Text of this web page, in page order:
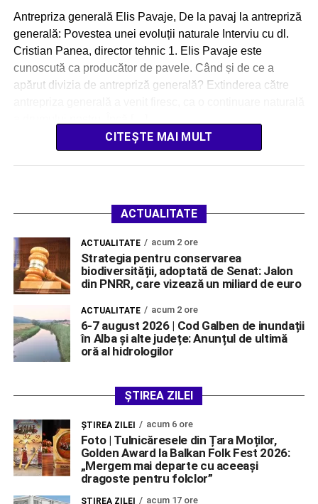
Antrepriza generală Elis Pavaje, De la pavaj la antrepriză
generală: Povestea unei evoluții naturale Interviu cu dl.
Cristian Panea, director tehnic 1. Elis Pavaje este
cunoscută ca producător de pavele. Când și de ce a
apărut divizia de antrepriză generală? Extinderea către
CITEȘTE MAI MULT
ACTUALITATE
ACTUALITATE acum 2 ore
Strategia pentru conservarea
biodiversității, adoptată de Senat: Jalon
din PNRR, care vizează un miliard de euro
ACTUALITATE acum 2 ore
6-7 august 2026 | Cod Galben de inundații
în Alba și alte județe: Anunțul de ultimă
oră al hidrologilor
ȘTIREA ZILEI
ŞTIREA ZILEI acum 6 ore
Foto | Tulnicăresele din Țara Moților,
Golden Award la Balkan Folk Fest 2026:
„Mergem mai departe cu aceeași
dragoste pentru folclor”
ŞTIREA ZILEI acum 17 ore